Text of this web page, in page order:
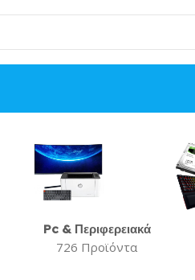
Pc & Περιφερειακά
726 Προϊόντα